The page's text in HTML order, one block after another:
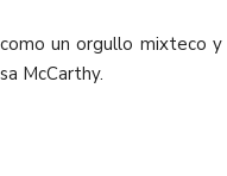
un orgullo mixteco
McCarthy.